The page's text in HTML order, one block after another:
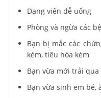
Dạng viên dễ uống
Phòng và ngừa các
Bạn bị mắc các
kém, tiêu hóa kém
Bạn vừa mới trải
Bạn vừa sinh em bé,